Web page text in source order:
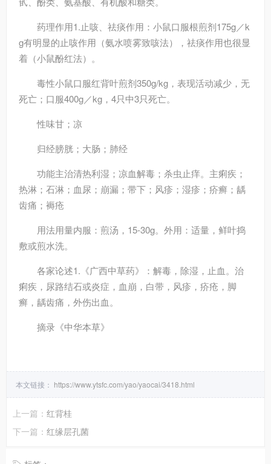
药理作用1.止咳、祛痰作用：小鼠口服根煎剂175g／k
g有明显的止咳作用（氨水喷雾致咳法），祛痰作用也很显
着（小鼠酚红法）。
毒性小鼠口服红背叶煎剂350g/kg，表现活动减少，无
死亡；口服400g／kg，4只中3只死亡。
性味甘；凉
归经膀胱；大肠；肺经
功能主治清热利湿；凉血解毒；杀虫止痒。主痢疾；
热淋；石淋；血尿；崩漏；带下；风疹；湿疹；疥癣；龋
齿痛；褥疮
用法用量内服：煎汤，15-30g。外用：适量，鲜叶捣
敷或煎水洗。
各家论述1.《广西中草药》：解毒，除湿，止血。治
痢疾，尿路结石或炎症，血崩，白带，风疹，疥疮，脚
癣，龋齿痛，外伤出血。
摘录 《中华本草》
本文链接： https://www.ytsfc.com/yao/yaocai/3418.html
上一篇： 红背桂
下一篇： 红缘层孔菌